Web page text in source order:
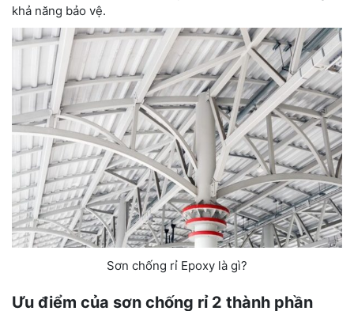
khả năng bảo vệ.
Sơn chống rỉ Epoxy là gì?
Ưu điểm của sơn chống rỉ 2 thành phần